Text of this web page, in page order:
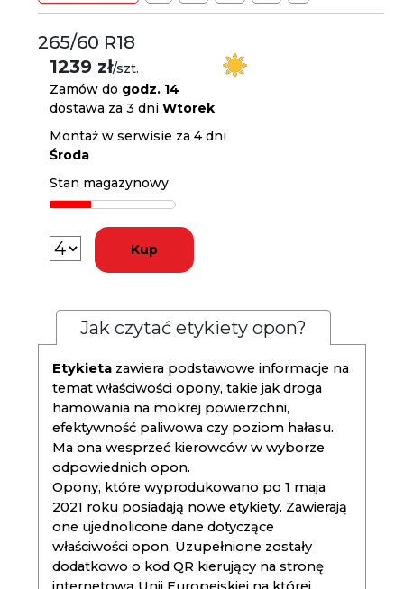
265/60 R18
1239 zł/szt.
Zamów do godz. 14
dostawa za 3 dni Wtorek
Montaż w serwisie za 4 dni
Środa
Stan magazynowy
Kup
Jak czytać etykiety opon?
Etykieta zawiera podstawowe informacje na
temat właściwości opony, takie jak droga
hamowania na mokrej powierzchni,
efektywność paliwowa czy poziom hałasu.
Ma ona wesprzeć kierowców w wyborze
odpowiednich opon.
Opony, które wyprodukowano po 1 maja
2021 roku posiadają nowe etykiety. Zawierają
one ujednolicone dane dotyczące
właściwości opon. Uzupełnione zostały
dodatkowo o kod QR kierujący na stronę